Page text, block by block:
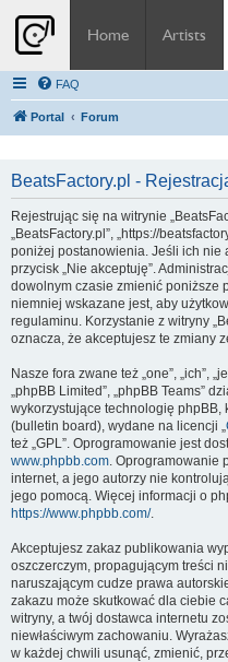
Home Artists
FAQ
Portal Forum
BeatsFactory.pl -
Rejestrując się na witrynie
„BeatsFactory.pl”, „https://
poniżej postanowienia. Jeśli ich nie
przycisk „Nie akceptuję”.
dowolnym czasie zmienić poniższe
niemniej wskazane jest, aby
regulaminu. Korzystanie z witryny
oznacza, że akceptujesz te zmiany
Nasze fora zwane też „one”, „ich”,
„phpBB Limited”, „phpBB Teams”
wykorzystujące technologię phpBB,
(bulletin board), wydane na licencji „
też „GPL”. Oprogramowanie jest
www.phpbb.com. Oprogramowanie
internet, a jego autorzy nie
jego pomocą. Więcej informacji o
https://www.phpbb.com/.
Akceptujesz zakaz publikowania
oszczerczym, propagującym treści
naruszającym cudze prawa
zakazu może skutkować dla ciebie
witryny, a twój dostawca internetu
niewłaściwym zachowaniu.
w każdej chwili usunąć, zmienić,